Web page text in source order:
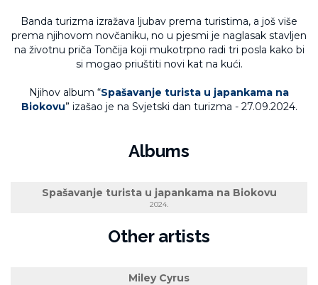
Banda turizma izražava ljubav prema turistima, a još više
prema njihovom novčaniku, no u pjesmi je naglasak stavljen
na životnu priča Tončija koji mukotrpno radi tri posla kako bi
si mogao priuštiti novi kat na kući.
Njihov album “Spašavanje turista u japankama na
Biokovu” izašao je na Svjetski dan turizma - 27.09.2024.
Albums
Spašavanje turista u japankama na Biokovu
2024.
Other artists
Miley Cyrus